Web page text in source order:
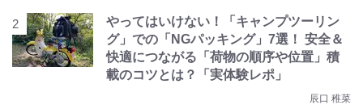
やってはいけない！「キャンプツーリン
グ」での「NGパッキング」7選！ 安全＆
快適につながる「荷物の順序や位置」積
載のコツとは？「実体験レポ」
辰口 稚菜